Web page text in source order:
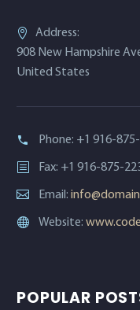
Address:
908 New Hampshire
United States
Phone: +1 916-
Fax: +1 916-875-
Email:
Website:
POPULAR